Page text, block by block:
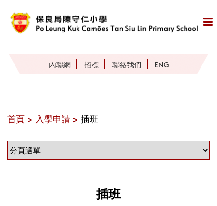
內聯網 招標 聯絡我們 ENG
首頁 > 入學申請 > 插班
插班